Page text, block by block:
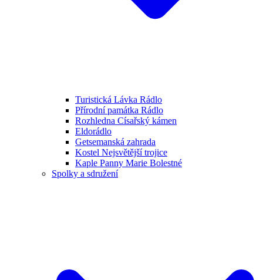
Turistická Lávka Rádlo
Přírodní památka Rádlo
Rozhledna Císařský kámen
Eldorádlo
Getsemanská zahrada
Kostel Nejsvětější trojice
Kaple Panny Marie Bolestné
Spolky a sdružení